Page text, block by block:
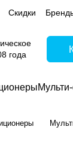
Скидки
года